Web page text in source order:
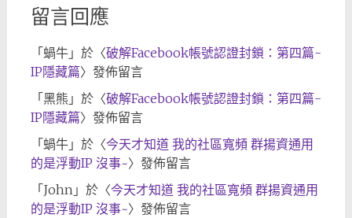
留言回應
「 蝸牛」於〈破解Facebook帳號認證封鎖：第四篇-
IP隱藏篇〉發佈留言
「 黑熊 」於〈破解Facebook帳號認證封鎖：第四篇-
IP隱藏篇〉發佈留言
「 蝸牛」於〈今天才知道 我的社區寬頻 群揚資通用
的是浮動IP 沒事~〉發佈留言
「 John」於〈今天才知道 我的社區寬頻 群揚資通用
的是浮動IP 沒事~〉發佈留言